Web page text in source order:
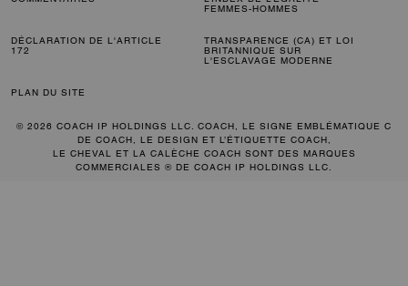
FEMMES-HOMMES
DÉCLARATION DE L'ARTICLE
172
TRANSPARENCE (CA) ET LOI
BRITANNIQUE SUR
L'ESCLAVAGE MODERNE
PLAN DU SITE
© 2026 COACH IP HOLDINGS LLC. COACH, LE SIGNE EMBLÉMATIQUE C
DE COACH, LE DESIGN ET L’ÉTIQUETTE COACH,
LE CHEVAL ET LA CALÈCHE COACH SONT DES MARQUES
COMMERCIALES ® DE COACH IP HOLDINGS LLC.